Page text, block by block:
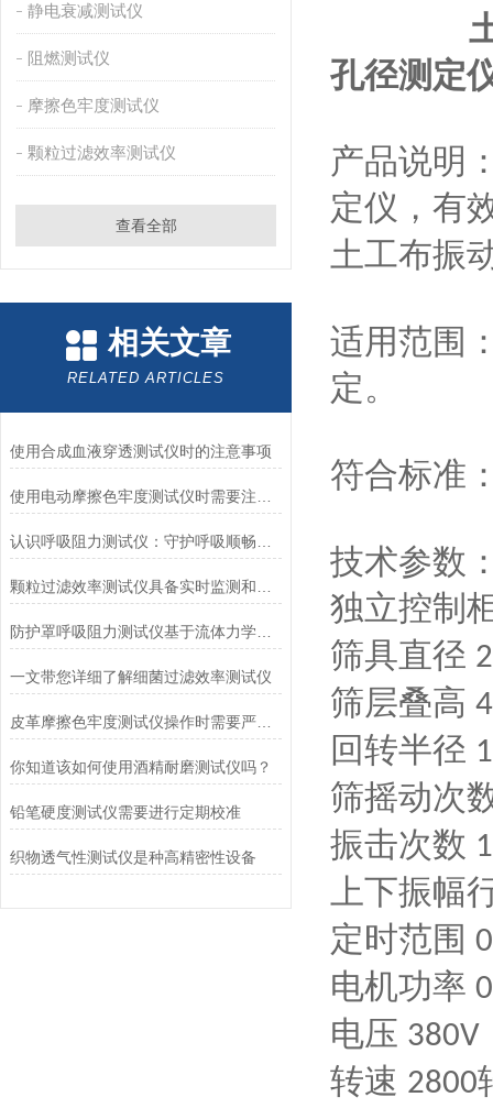
静电衰减测试仪
阻燃测试仪
摩擦色牢度测试仪
颗粒过滤效率测试仪
查看全部
相关文章
RELATED ARTICLES
使用合成血液穿透测试仪时的注意事项
防护罩呼吸阻力测试仪基于流体力学与压力传感技术
一文带您详细了解细菌过滤效率测试仪
皮革摩擦色牢度测试仪操作时需要严格遵循规程
你知道该如何使用酒精耐磨测试仪吗？
铅笔硬度测试仪需要进行定期校准
织物透气性测试仪是种高精密性设备
孔径测定
产品说明
定仪，有
土工布振
适用范围
定。
符合标准
技术参数
独立控制
筛具直径
筛层叠高
回转半径
筛摇动次
振击次数
上下振幅
定时范围
电机功率
电压 380V
转速 2800